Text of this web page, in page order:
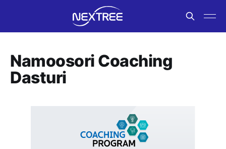
Namoosori Coaching
Dasturi